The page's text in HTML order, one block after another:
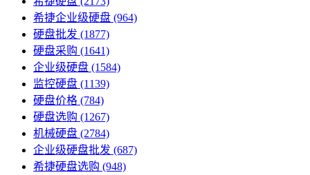
希捷企业级硬盘 (964)
硬盘批发 (1877)
硬盘采购 (1641)
企业级硬盘 (1584)
监控硬盘 (1139)
硬盘价格 (784)
硬盘选购 (1267)
机械硬盘 (2784)
企业级硬盘批发 (687)
希捷硬盘选购 (948)